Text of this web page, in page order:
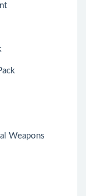
Weapons